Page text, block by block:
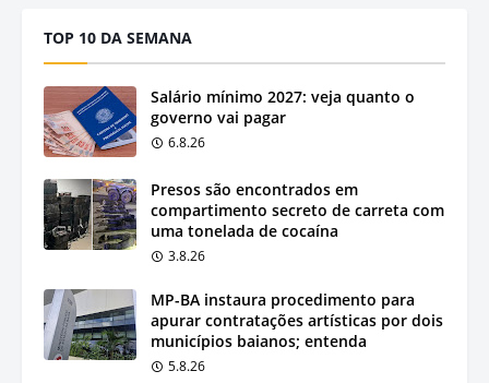
TOP 10 DA SEMANA
Salário mínimo 2027: veja quanto o
governo vai pagar
6.8.26
Presos são encontrados em
compartimento secreto de carreta com
uma tonelada de cocaína
3.8.26
MP-BA instaura procedimento para
apurar contratações artísticas por dois
municípios baianos; entenda
5.8.26